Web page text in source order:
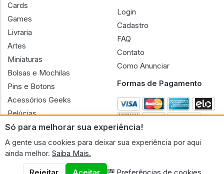
Só para melhorar sua experiência!
A gente usa cookies para deixar sua experiência por aqui
ainda melhor. Saiba Mais.
Cards
Games
Livraria
Artes
Miniaturas
Bolsas e Mochilas
Pins e Botons
Acessórios Geeks
Pelúcias
Bonecas
Login
Cadastro
FAQ
Contato
Como Anunciar
Formas de Pagamento